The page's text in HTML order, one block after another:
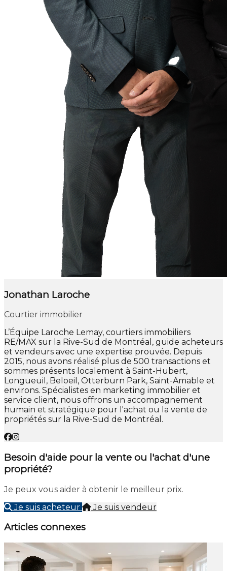
Jonathan Laroche
Courtier immobilier
L’Équipe Laroche Lemay, courtiers immobiliers
RE/MAX sur la Rive-Sud de Montréal, guide acheteurs
et vendeurs avec une expertise prouvée. Depuis
2015, nous avons réalisé plus de 500 transactions et
sommes présents localement à Saint-Hubert,
Longueuil, Beloeil, Otterburn Park, Saint-Amable et
environs. Spécialistes en marketing immobilier et
service client, nous offrons un accompagnement
humain et stratégique pour l'achat ou la vente de
propriétés sur la Rive-Sud de Montréal.
Besoin d'aide pour la vente ou l'achat d'une
propriété?
Je peux vous aider à obtenir le meilleur prix.
Je suis acheteur
Je suis vendeur
Articles connexes